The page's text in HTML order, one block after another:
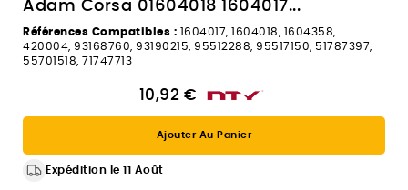
Adam Corsa 01604018 1604017...
Références Compatibles : 1604017, 1604018, 1604358,
420004, 93168760, 93190215, 95512288, 95517150, 51787397,
55701518, 71747713
10,92 €
Ajouter Au Panier
Expédition le 11 Août